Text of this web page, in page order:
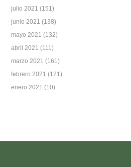
julio 2021 (151)
junio 2021 (138)
mayo 2021 (132)
abril 2021 (111)
marzo 2021 (161)
febrero 2021 (121)
enero 2021 (10)